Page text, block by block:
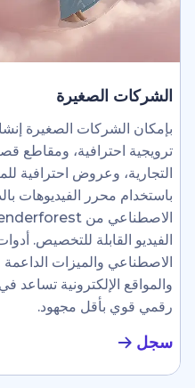
الصغيرة إنشاء مقاطع فيديو
ومقاطع قصيرة للعلامات
احترافية للمنتجات
الفيديوهات بالذكاء
الاصطناعي من Renderforest وقوالب
للتخصيص. أدوات الصور بالذكاء
الداعمة مثل الشعارات
تساعد في تأسيس وجود
مجهود.